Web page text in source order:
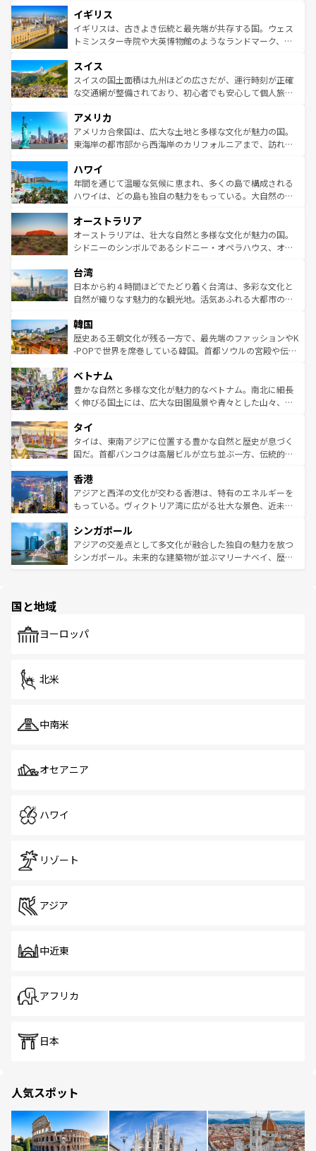
いる。シャンパンの発祥地であるランス、プロヴァンスの
香り高いラベンダー畑など、多彩な楽しみ方が可能だ。さ
らに、パリ以外の地域にも魅力が溢れており、どの街角に
れる地方に足を運ぶとそれぞれで全く異なる文化を体験で
きるだろう。 なお、新着のフランス情報はコンテンツ一覧
を参照してほしい。
顔を持つこの国は、どこを歩いても飽きることがない。ベ
ルリンの文化的活気、バイエルン州のアルプスの絶景、そ
してライン川沿いのワイン畑といった風景は必見。ビール
は、お酒好きな人にはぜひ体験してほしい。 なお、新着の
ドイツ情報はコンテンツ一覧を参照してほしい。
イギリス
イギリスは、古きよき伝統と最先端が共存する国。ウェス
トミンスター寺院や大英博物館のようなランドマーク、歴
リアごとに異なる魅力がある。また、優雅なアフタヌーン
ティー、ビール好きにはたまらない英国パブ、サッカー観
戦など、本場だからこそできる体験も豊富。イギリスを旅
ンツ一覧を参照してほしい。
スイス
スイスの国土面積は九州ほどの広さだが、運行時刻が正確
な交通網が整備されており、初心者でも安心して個人旅行
の建物がそのまま残る町や、スイスならではのユニークな
博物館もあり、アルプス観光だけでなく町歩きも満喫する
ことができる。国民の所得が高いため物価も高いが、旅行
ば市内交通費無料で観光を楽しむこともできる。 なお、新
着のスイス情報はコンテンツ一覧 を参照してほしい。
アメリカ
アメリカ合衆国は、広大な土地と多様な文化が魅力の国。
東海岸の都市部から西海岸のカリフォルニアまで、訪れる
のような巨大都市は、観光、ショッピング、エンターテイ
ンメントが詰まった刺激的なスポットだ。一方、アメリカ
西部には大自然が広がり、グランドキャニオンやイエロー
部のニューオーリンズでは、音楽と美食が融合した独特の
文化が魅力。旅行者はアメリカの各地域で異なる魅力を楽
しみながら、その多様性と豊かな歴史を感じることができ
ならではの贅沢な旅のスタイルだ。 なお、新着のアメリカ
情報はコンテンツ一覧を参照してほしい。
ハワイ
年間を通じて温暖な気候に恵まれ、多くの島で構成される
ハワイは、どの島も独自の魅力をもっている。大自然の神
ワイ島は見逃せない。また、定番の観光地といえばオアフ
島だが、静かな自然を求めるならマウイ島やカウアイ島が
おすすめ。エメラルドグリーンに輝く海をはじめ、豊かな
れるおもてなしの心で訪れる人々を迎えてくれるハワイの
人々、おいしいローカルフードやハワイアンミュージッ
ク、伝統的なフラダンスなど、すべてがハワイの魅力を彩
ワイを、存分に味わってほしい。 なお、新着のハワイ情報
はコンテンツ一覧を参照してほしい。
オーストラリア
オーストラリアは、壮大な自然と多様な文化が魅力の国。
シドニーのシンボルであるシドニー・オペラハウス、オー
リアリーフや大陸中央部にそびえるウルル（エアーズロッ
ク）、タスマニアの美しい原生林やケアンズの熱帯雨林な
ど、見どころがたくさん。また、カフェやワイン、オージ
いる。アクティビティも充実しており、サーフィンやダイ
ビング、ハイキングなど、アウトドア好きにはたまらな
い。オーストラリアの多彩な魅力を存分に味わいつくそ
参照してほしい。
台湾
日本から約４時間ほどでたどり着く台湾は、多彩な文化と
自然が織りなす魅力的な観光地。活気あふれる大都市の台
ン）、静ひつな山岳地帯である台湾東部など、都市の喧騒
と山間の静けさが共存しており、訪れる人に新しい発見と
驚きをもたらしてくれる。また、奥深い台湾の食文化も魅
容にもいいと評判のスイーツなど、バラエティ豊かな料理
が味わえる。 なお、新着の台湾情報は コンテンツ一覧を参
照してほしい。
韓国
歴史ある王朝文化が残る一方で、最先端のファッションやK
-POPで世界を席巻している韓国。首都ソウルの宮殿や伝統
き、地方に足を延ばせば四季折々の自然美を楽しむことが
できる。そして、キムチや焼肉、絶品のストリートフード
まで、さまざまな韓国料理が待っている。夜には、韓国な
リティに包まれながら、韓国の多彩な魅力を心ゆくまで味
わってみてほしい。 なお、新着の韓国情報はコンテンツ一
覧を参照してほしい。
ベトナム
豊かな自然と多様な文化が魅力的なベトナム。南北に細長
く伸びる国土には、広大な田園風景や青々とした山々、世
急速な発展と共に伝統が息づく。ハノイの古い町並みやホ
ーチミン市のフランス統治時代の建物も、独特の雰囲気を
醸し出している。また、バラエティの豊かさとおいしさで
とつ。フォーやバインミー、ベトナムコーヒーなどは、ぜ
ひ現地で味わいたい。どの地域を訪れてもあたたかい人々
が旅行者を迎えてくれるので、きっと忘れられない旅にな
参照してほしい。
タイ
タイは、東南アジアに位置する豊かな自然と歴史が息づく
国だ。首都バンコクは高層ビルが立ち並ぶ一方、伝統的な
の活気が交差している。北部ではチェンマイなどの山岳地
帯で自然と触れ合い、南部ではプーケットやクラビの美し
いビーチでリゾート気分を楽しむことができる。タイ料理
激する。気候は一年中温暖で、どの季節にも異なる楽しみ
が待っている。親しみやすいタイの人々、仏教を中心とし
た文化、そして多様な観光資源が、訪れる旅人を魅了し続
香港
アジアと西洋の文化が交わる香港は、特有のエネルギーを
もっている。ヴィクトリア湾に広がる壮大な景色、近未来
み、どこを訪れても感動するはず。観光スポットが密集し
ており、効率よく見どころを回れるのも魅力。息をのむよ
うな絶景から文化的な体験まで、香港を存分に楽しみ尽く
シンガポール
アジアの交差点として多文化が融合した独自の魅力を放つ
シンガポール。未来的な建築物が並ぶマリーナベイ、歴史
で、ホーカーズは地元の風情を楽しめる外せないスポット
国と地域
ヨーロッパ
北米
中南米
オセアニア
ハワイ
リゾート
アジア
中近東
アフリカ
日本
人気スポット